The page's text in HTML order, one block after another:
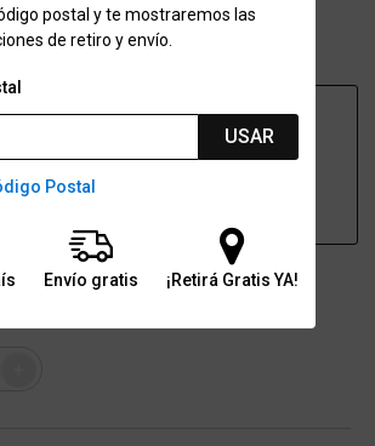
postal y te mostraremos las
de retiro y envío.
USAR
Postal
Envío gratis ¡Retirá Gratis YA!
Tabla de talles
en sucursales